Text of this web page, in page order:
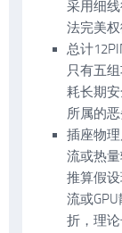
采用细
法完美权
总计
只有五
耗长期
所属的
插座物
流或热
推算假
流或
折，理